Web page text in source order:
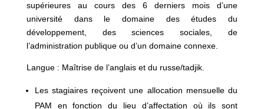
supérieures au cours des 6 derniers mois d’une
université dans le domaine des études du
développement, des sciences sociales, de
l’administration publique ou d’un domaine connexe.
Langue : Maîtrise de l’anglais et du russe/tadjik.
Les stagiaires reçoivent une allocation mensuelle du
PAM en fonction du lieu d’affectation où ils sont